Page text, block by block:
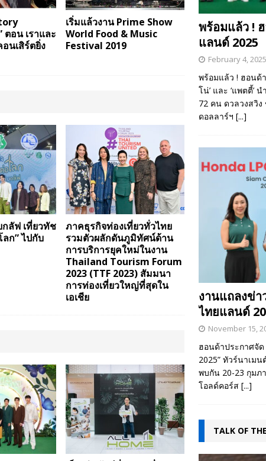
ตอน เราและ
นเสิร์ตยิ่ง
เริ่มแล้วงาน Prime Show
World Food & Music
Festival 2019
กลัฟ เที่ยวทัช
ก” ไปกับ
ภาคธุรกิจท่องเที่ยวทั่วไทย
รวมตัวผลักดันภูมิทัศน์ด้าน
การบริการยุคใหม่ในงาน
Thailand Tourism Forum
2023 (TTF 2023) สัมมนา
การท่องเที่ยวใหญ่ที่สุดใน
เอเชีย
พร้อมแล้ว !
แลนด์ 2025
February 4, 2025
พร้อมแล้ว ! ฮอนด้
โน่’ และ ‘แพตตี้’
72 คน ดวลวงสวิง
ดอลลาร์ฯ [...]
งานแถลงข่า
ไทยแลนด์
November 15,
ฮอนด้าประกาศจั
2025” ทัวร์นาเม
พบกัน 20-23 กุม
โอลด์คอร์ส [...]
TALK OF